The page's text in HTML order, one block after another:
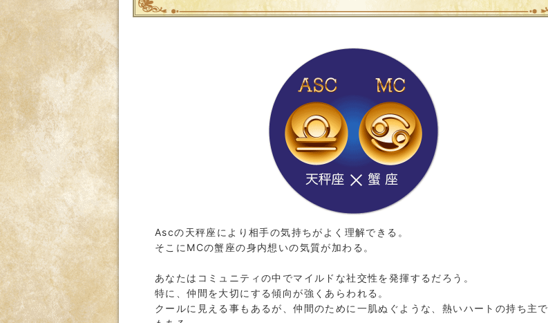
Ascの天秤座により相手の気持ちがよく理解できる。
そこにMCの蟹座の身内想いの気質が加わる。
あなたはコミュニティの中でマイルドな社交性を発揮するだろう。
特に、仲間を大切にする傾向が強くあらわれる。
クールに見える事もあるが、仲間のために一肌ぬぐような、熱いハートの持ち主で